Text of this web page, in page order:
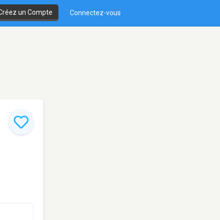
un Compte Connectez-vous